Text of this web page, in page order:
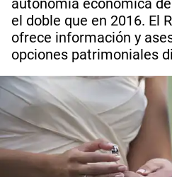
autonomía económica
el doble que en 2016. El
ofrece información y
opciones patrimoniales